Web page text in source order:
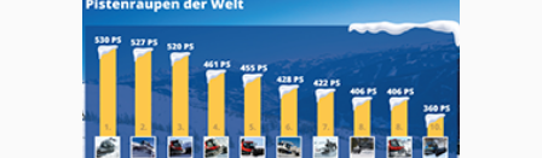
Regal Fahrbar
Tak 18
Tur 560